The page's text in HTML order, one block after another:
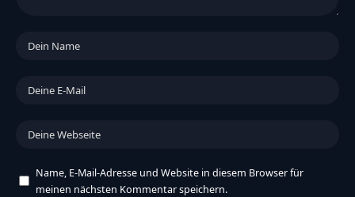
Name, E-Mail-Adresse und Website in diesem Browser für
meinen nächsten Kommentar speichern.